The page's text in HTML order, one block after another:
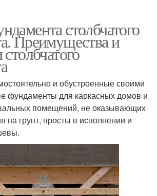
столбчатого
Преимущества и
и обустроенные своими
фундаменты для каркасных домов и
помещений, не оказывающих
на грунт, просты в исполнении и